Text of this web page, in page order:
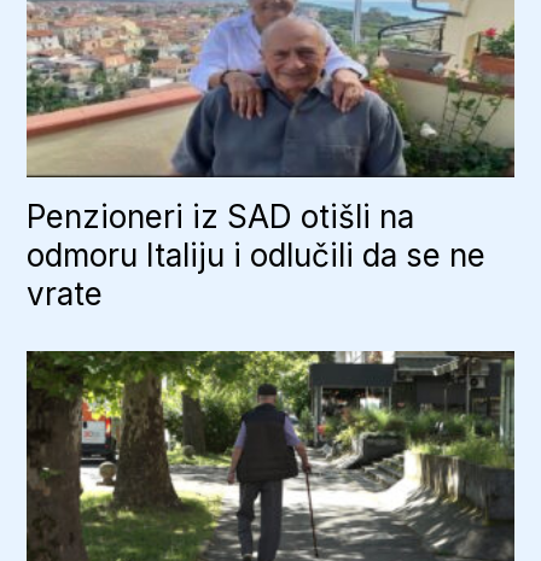
Penzioneri iz SAD otišli na
odmoru Italiju i odlučili da se ne
vrate